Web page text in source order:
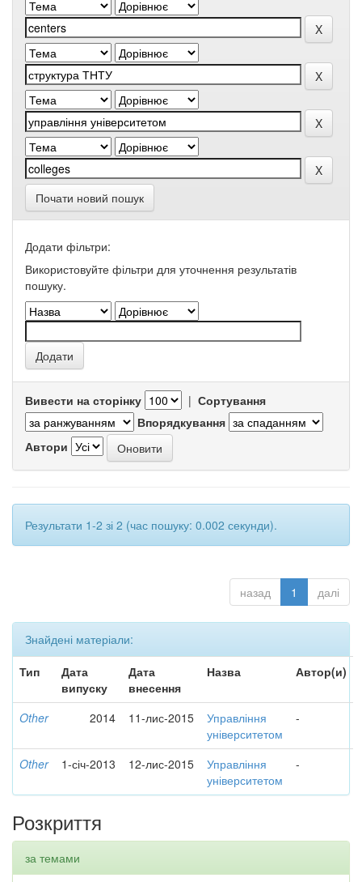
Почати новий пошук
Додати фільтри:
Використовуйте фільтри для уточнення результатів
пошуку.
Вивести на сторінку | Сортування
Впорядкування
Автори
Результати 1-2 зі 2 (час пошуку: 0.002 секунди).
назад 1 далі
Знайдені матеріали:
Тип
Дата
випуску
Дата
внесення
Назва Автор(и)
Other 2014 11-лис-2015
Управління
університетом
-
Other 1-січ-2013 12-лис-2015
Управління
університетом
-
Розкриття
за темами